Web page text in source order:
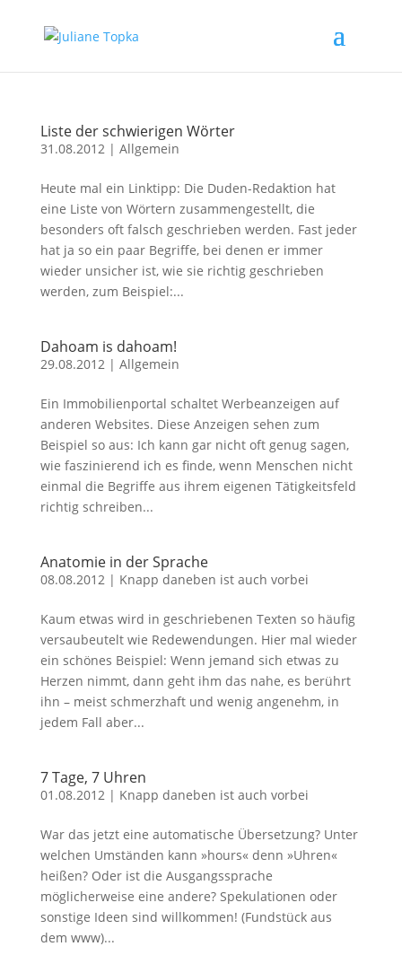
Liste der schwierigen Wörter
31.08.2012| Allgemein
Heute mal ein Linktipp: Die Duden-Redaktion hat
eine Liste von Wörtern zusammengestellt, die
besonders oft falsch geschrieben werden. Fast jeder
hat ja so ein paar Begriffe, bei denen er immer
wieder unsicher ist, wie sie richtig geschrieben
werden, zum Beispiel:...
Dahoam is dahoam!
29.08.2012| Allgemein
Ein Immobilienportal schaltet Werbeanzeigen auf
anderen Websites. Diese Anzeigen sehen zum
Beispiel so aus: Ich kann gar nicht oft genug sagen,
wie faszinierend ich es finde, wenn Menschen nicht
einmal die Begriffe aus ihrem eigenen Tätigkeitsfeld
richtig schreiben...
Anatomie in der Sprache
08.08.2012| Knapp daneben ist auch vorbei
Kaum etwas wird in geschriebenen Texten so häufig
versaubeutelt wie Redewendungen. Hier mal wieder
ein schönes Beispiel: Wenn jemand sich etwas zu
Herzen nimmt, dann geht ihm das nahe, es berührt
ihn – meist schmerzhaft und wenig angenehm, in
jedem Fall aber...
7 Tage, 7 Uhren
01.08.2012| Knapp daneben ist auch vorbei
War das jetzt eine automatische Übersetzung? Unter
welchen Umständen kann »hours« denn »Uhren«
heißen? Oder ist die Ausgangssprache
möglicherweise eine andere? Spekulationen oder
sonstige Ideen sind willkommen! (Fundstück aus
dem www)...